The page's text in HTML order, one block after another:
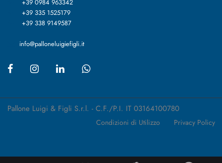
+39 0984 963342
+39 335 1525179
+39 338 9149587
info@palloneluigiefigli.it
Pallone Luigi & Figli S.r.l. - C.F./P.I. IT 03164100780
Condizioni di Utilizzo Privacy Policy